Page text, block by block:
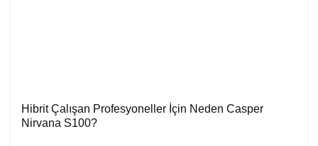
Hibrit Çalışan Profesyoneller İçin Neden Casper
Nirvana S100?